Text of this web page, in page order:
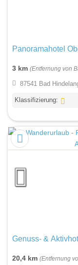
Panoramahotel
3 km (Entfernung von
87541 Bad
Klassifizierung:
Genuss- &
20,4 km (Entfernung